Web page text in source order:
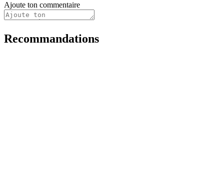
Ajoute ton commentaire
Recommandations